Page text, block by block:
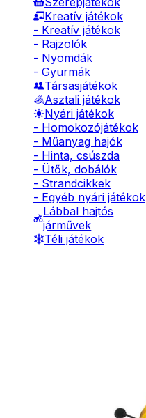
Kreatív játékok
- Kreatív játékok
- Rajzolók
- Nyomdák
- Gyurmák
Társasjátékok
Asztali játékok
Nyári játékok
- Homokozójátékok
- Műanyag hajók
- Hinta, csúszda
- Ütők, dobálók
- Strandcikkek
- Egyéb nyári játékok
Lábbal hajtós
járművek
Téli játékok